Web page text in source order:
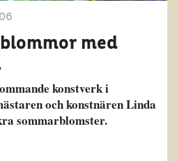
med
konstverk i
och konstnären Linda
sommarblomster.